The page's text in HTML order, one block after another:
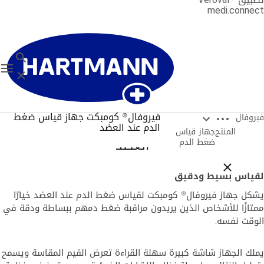
بحث
إغلاق
Open breadcrumbs
Close breadcrumbs
المنتججهاز قياس
ضغط الدم
فيروفال® كومبكت جهاز قياس ضغط
الدم عند العضد
كومبكت جهاز قياس ضغط الدم عند
العضد
بسيط ودقيق
جهاز فيروفال® كومبكت لقياس ضغط الدم عند العضد خيارًا
للأشخاص الذين يريدون مراقبة ضغط دمهم ببساطة ودقة في
نفسه.
الجهاز شاشة كبيرة سهلة القراءة تعرض القيم المقاسة ويسمح